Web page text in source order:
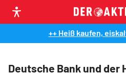
++ Heiß kaufen,
Deutsche Bank und der